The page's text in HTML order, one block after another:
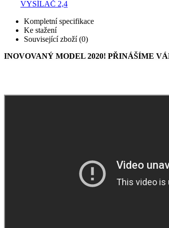
Kompletní specifikace
Ke stažení
Související zboží (0)
INOVOVANÝ MODEL 2020! PŘINÁŠÍME